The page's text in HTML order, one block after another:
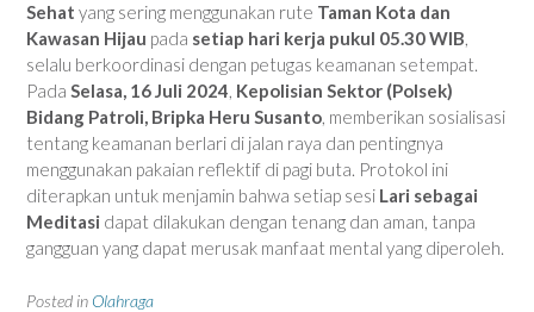
Sehat yang sering menggunakan rute Taman Kota dan
Kawasan Hijau pada setiap hari kerja pukul 05.30 WIB,
selalu berkoordinasi dengan petugas keamanan setempat.
Pada Selasa, 16 Juli 2024, Kepolisian Sektor (Polsek)
Bidang Patroli, Bripka Heru Susanto, memberikan sosialisasi
tentang keamanan berlari di jalan raya dan pentingnya
menggunakan pakaian reflektif di pagi buta. Protokol ini
diterapkan untuk menjamin bahwa setiap sesi Lari sebagai
Meditasi dapat dilakukan dengan tenang dan aman, tanpa
gangguan yang dapat merusak manfaat mental yang diperoleh.
Posted in Olahraga